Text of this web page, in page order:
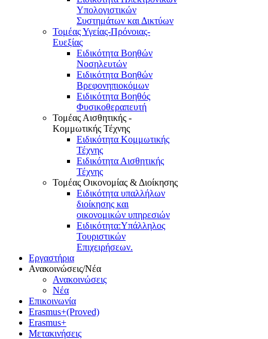
Υπολογιστικών
Συστημάτων και Δικτύων
Τομέας Υγείας-Πρόνοιας-
Ευεξίας
Ειδικότητα Βοηθών
Νοσηλευτών
Ειδικότητα Βοηθών
Βρεφονηπιοκόμων
Ειδικότητα Βοηθός
Φυσικοθεραπευτή
Τομέας Αισθητικής -
Κομμωτικής Τέχνης
Ειδικότητα Κομμωτικής
Τέχνης
Ειδικότητα Αισθητικής
Τέχνης
Τομέας Οικονομίας & Διοίκησης
Ειδικότητα υπαλλήλων
διοίκησης και
οικονομικών υπηρεσιών
Ειδικότητα:Υπάλληλος
Τουριστικών
Επιχειρήσεων.
Εργαστήρια
Ανακοινώσεις/Νέα
Ανακοινώσεις
Νέα
Επικοινωνία
Erasmus+(Proved)
Erasmus+
Μετακινήσεις